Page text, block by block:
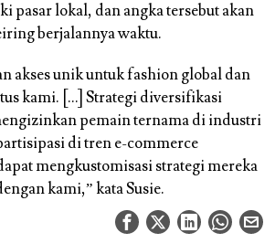
pasar lokal, dan angka tersebut akan
berjalannya waktu.
akses unik untuk fashion global dan
kami. […] Strategi diversifikasi
pemain ternama di industri
di tren e-commerce
mengkustomisasi strategi mereka
kami,” kata Susie.